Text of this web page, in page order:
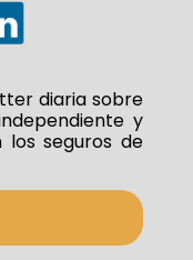
diaria sobre
y
los seguros de